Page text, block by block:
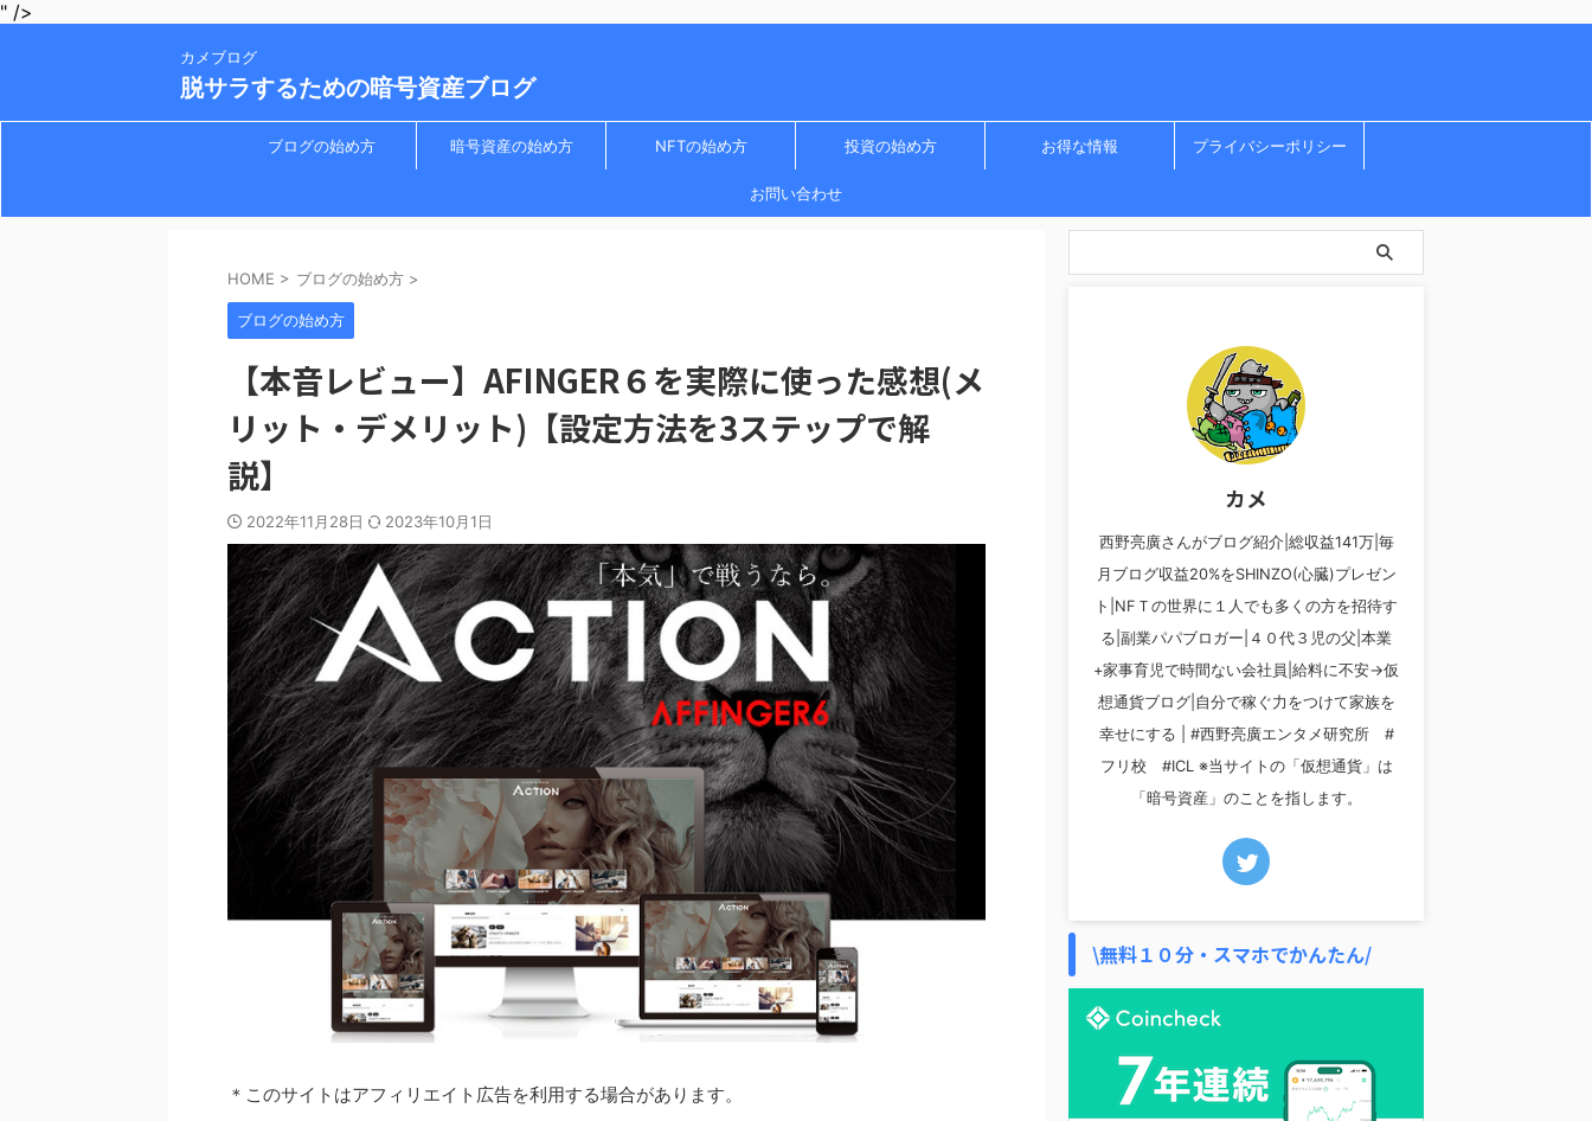
" />
カメブログ
脱サラするための暗号資産ブログ
ブログの始め方 暗号資産の始め方 NFTの始め方 投資の始め方 お得な情報 プライバシーポリシー
お問い合わせ
HOME > ブログの始め方 >
ブログの始め方
【本音レビュー】AFINGER６を実際に使った感想(メ
リット・デメリット)【設定方法を3ステップで解
説】
2022年11月28日 2023年10月1日
＊このサイトはアフィリエイト広告を利用する場合があります。
カメ
西野亮廣さんがブログ紹介|総収益141万|毎
月ブログ収益20%をSHINZO(心臓)プレゼン
ト|NFＴの世界に１人でも多くの方を招待す
る|副業パパブロガー|４０代３児の父|本業
+家事育児で時間ない会社員|給料に不安→仮
想通貨ブログ|自分で稼ぐ力をつけて家族を
幸せにする | #西野亮廣エンタメ研究所 #
フリ校 #ICL ※当サイトの「仮想通貨」は
「暗号資産」のことを指します。
\無料１０分・スマホでかんたん/